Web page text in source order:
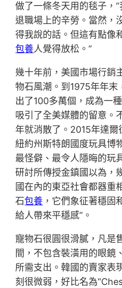
做了一條冬天用的毯子，
退職場上的辛勞。當然，
得我說的話。但這有點像
包養人覺得放松。”
幾十年前，美國市場行銷
物石風潮。到1975年年末
出了100多萬個，成為一
吸引了全美媒體的留意。
年就消散了。2015年達爾
紐約州斯特朗國度玩具博
最怪僻、最令人隱晦的玩
研討所傳授金鎮國以為，
國在內的東亞社會都器重
石包養 ，它們象征著穩固
給人帶來平穩感”。
寵物石很圓很滑膩，凡是
間，不包含裝潢用的眼鏡
所需支出。韓國的賣家表
刻很微弱，好比名為